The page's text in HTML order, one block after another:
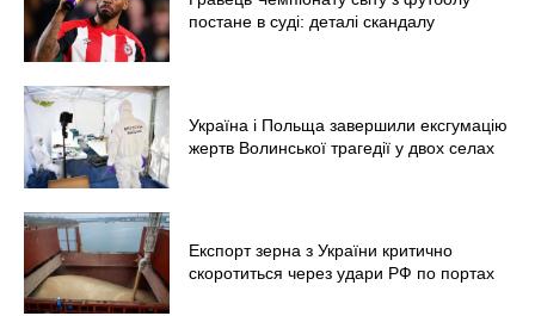
Світ
Технології
Війна
постане в суді: деталі скандалу
Україна і Польща завершили ексгумацію
жертв Волинської трагедії у двох селах
Експорт зерна з України критично
скоротиться через удари РФ по портах